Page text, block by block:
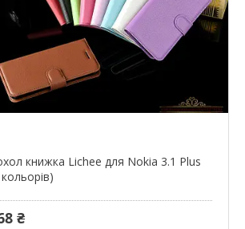
книжка Lichee для Nokia 3.1 Plus
₴